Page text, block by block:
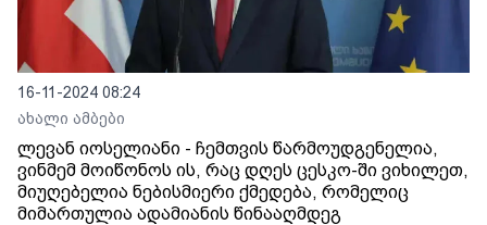
16-11-2024 08:24
ახალი ამბები
ლევან იოსელიანი - ჩემთვის წარმოუდგენელია,
ვინმემ მოიწონოს ის, რაც დღეს ცესკო-ში ვიხილეთ,
მიუღებელია ნებისმიერი ქმედება, რომელიც
მიმართულია ადამიანის წინააღმდეგ